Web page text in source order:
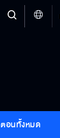
ตอนทั้งหมด